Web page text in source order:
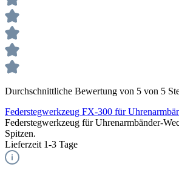
Durchschnittliche Bewertung von 5 von 5
Federstegwerkzeug FX-300 für
Federstegwerkzeug für Uhrenarmbänder-
Spitzen.
Lieferzeit 1-3 Tage